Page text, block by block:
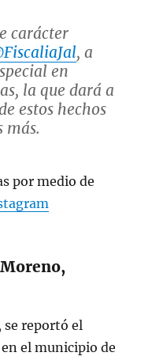
carácter
, a
en
la que dará a
estos hechos
más.
May 22, 2024
por medio de
Moreno,
se reportó el
el municipio de